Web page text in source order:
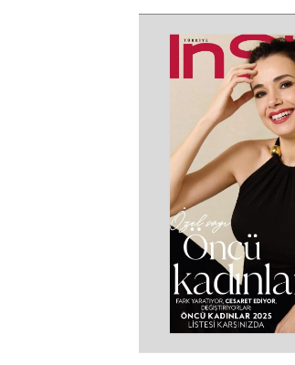
Yüz Estetiği
Yüz – Boyun Germe
Göz Kapağı Estetiği
Dudak Kaldırma
Burun Estetiği
Rinoplasti
Etnik Rinoplasti
Septorinoplasti
Tip Rinoplasti
Revizyon Rinoplasti